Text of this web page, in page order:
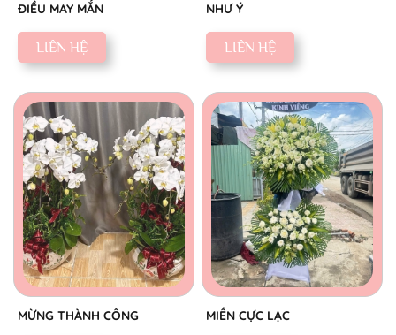
ĐIỀU MAY MẮN
LIÊN HỆ
NHƯ Ý
LIÊN HỆ
MỪNG THÀNH CÔNG MIỀN CỰC LẠC